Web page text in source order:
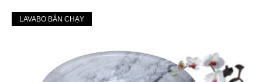
LAVABO BÁN CHẠY